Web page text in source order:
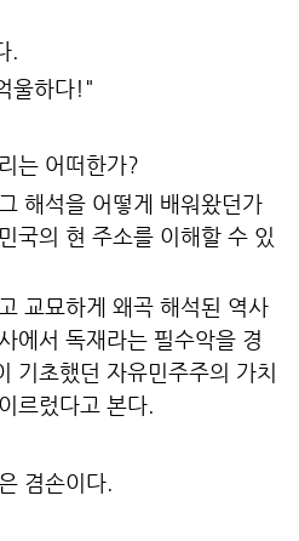
.
울하다!"
는 어떠한가?
해석을 어떻게 배워왔던가
국의 현 주소를 이해할 수 있
교묘하게 왜곡 해석된 역사
에서 독재라는 필수악을 경
기초했던 자유민주주의 가치
르렀다고 본다.
겸손이다.